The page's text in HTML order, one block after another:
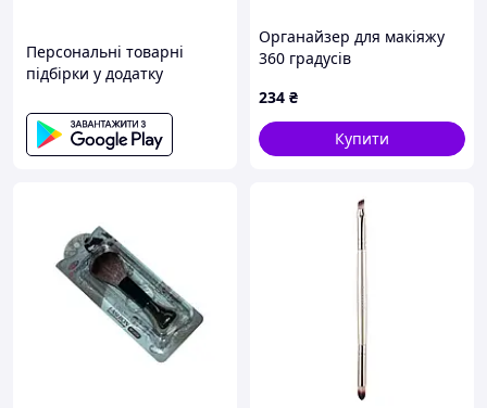
Персональні товарні
підбірки у додатку
Органайзер для макіяжу
360 градусів
234 ₴
Купити